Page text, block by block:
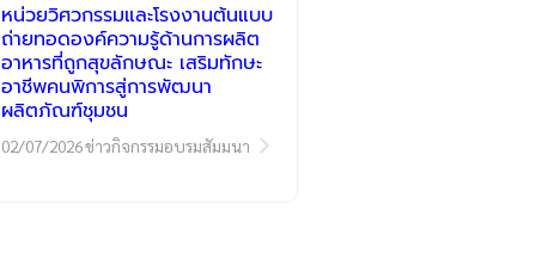
หน่วยวิศวกรรมและโรงงานต้นแบบ
ถ่ายทอดองค์ความรู้ด้านการผลิต
อาหารที่ถูกสุขลักษณะ เสริมทักษะ
อาชีพคนพิการสู่การพัฒนา
ผลิตภัณฑ์ชุมชน
02/07/2026ข่าวกิจกรรมอบรมสัมมนา